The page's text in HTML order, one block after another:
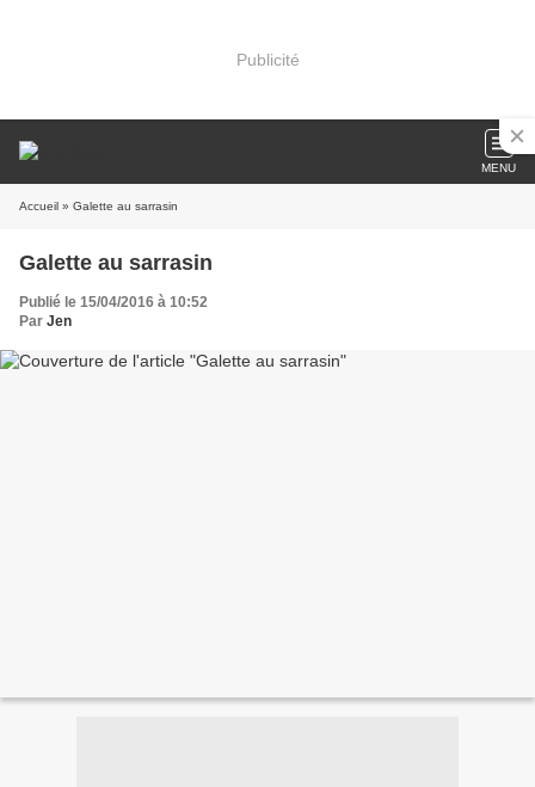
Publicité
MENU
Accueil » Galette au sarrasin
Galette au sarrasin
Publié le 15/04/2016 à 10:52
Par Jen